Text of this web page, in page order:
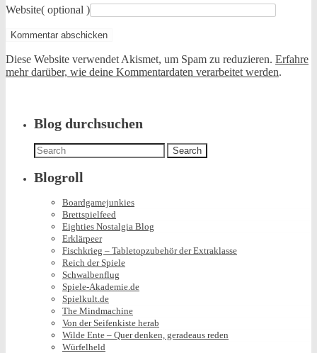
Website( optional )
Diese Website verwendet Akismet, um Spam zu reduzieren. Erfahre
mehr darüber, wie deine Kommentardaten verarbeitet werden.
Blog durchsuchen
Search
for:
Blogroll
Boardgamejunkies
Brettspielfeed
Eighties Nostalgia Blog
Erklärpeer
Fischkrieg – Tabletopzubehör der Extraklasse
Reich der Spiele
Schwalbenflug
Spiele-Akademie.de
Spielkult.de
The Mindmachine
Von der Seifenkiste herab
Wilde Ente – Quer denken, geradeaus reden
Würfelheld